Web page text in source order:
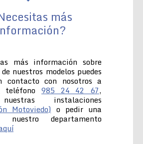
más
más información sobre
nuestros modelos puedes
contacto con nosotros a
teléfono 985 24 42 67,
instalaciones
Motoviedo) o pedir una
departamento